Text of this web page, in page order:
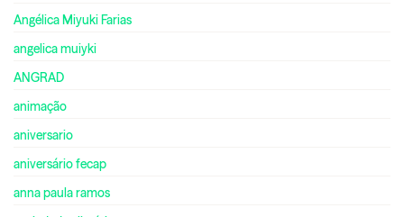
Angélica Miyuki Farias
angelica muiyki
ANGRAD
animação
aniversario
aniversário fecap
anna paula ramos